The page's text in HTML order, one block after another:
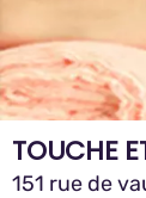
TOUCHE
151 rue de